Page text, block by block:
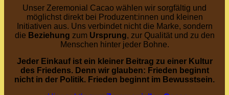
Unser Zeremonial Cacao wählen wir sorgfältig und
möglichst direkt bei Produzent:innen und kleinen
Initiativen aus. Uns verbindet nicht die Marke, sondern
die Beziehung zum Ursprung, zur Qualität und zu den
Menschen hinter jeder Bohne.
Jeder Einkauf ist ein kleiner Beitrag zu einer Kultur
des Friedens. Denn wir glauben: Frieden beginnt
nicht in der Politik. Frieden beginnt im Bewusstsein.